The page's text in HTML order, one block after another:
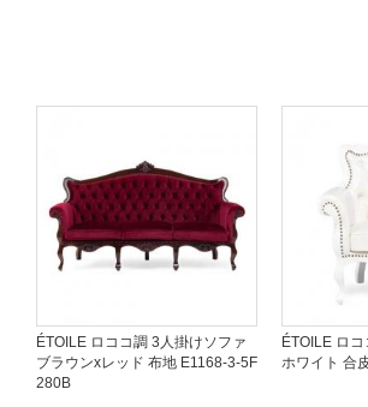
ÉTOILE ロココ調 3人掛けソファ
ブラウンxレッド 布地 E1168-3-5F
280B
ÉTOILE ロ
ホワイト 合